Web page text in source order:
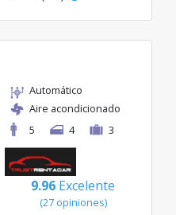
Automático
Aire acondicionado
5
4 3
9.96 Excelente
(27 opiniones)